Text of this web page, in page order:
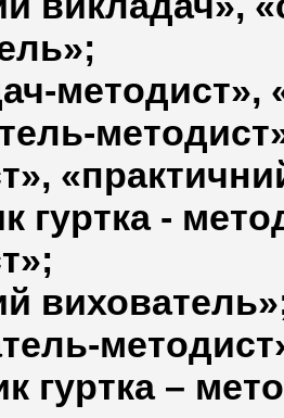
методист»,
гуртка -
гуртка –